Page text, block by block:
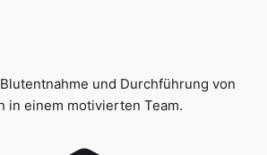
und Durchführung von
in einem motivierten Team.